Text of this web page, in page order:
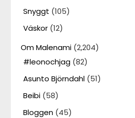
Snyggt (105)
Väskor (12)
Om Malenami (2,204)
#leonochjag (82)
Asunto Björndahl (51)
Beibi (58)
Bloggen (45)